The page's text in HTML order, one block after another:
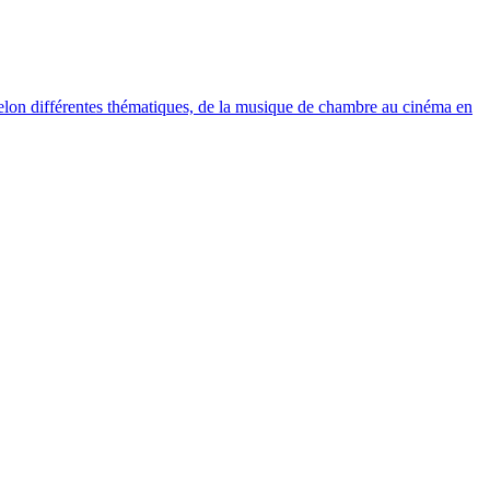
différentes thématiques, de la musique de chambre au cinéma en